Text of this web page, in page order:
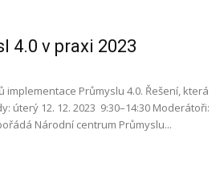
4.0 v praxi 2023
Průmyslu 4.0. Řešení, která
úterý 12. 12. 2023 9:30–14:30 Moderátoři:
Národní centrum Průmyslu...